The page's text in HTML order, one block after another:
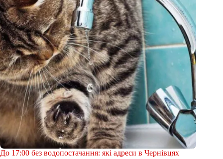
До 17:00 без водопостачання: які адреси в Чернівцях